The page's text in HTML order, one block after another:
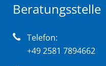
Beratungsstelle
Telefon:
+49 2581 7894662